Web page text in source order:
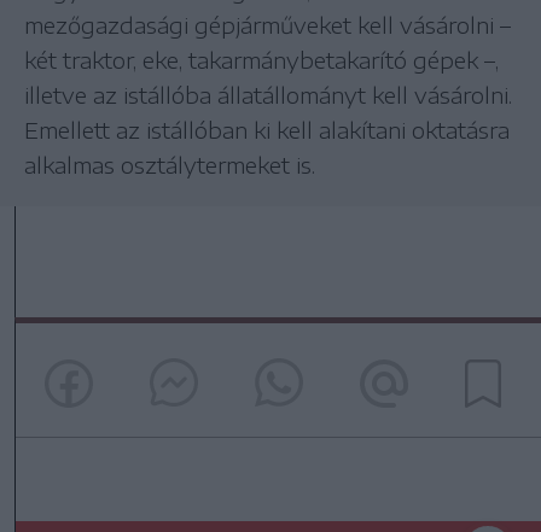
mezőgazdasági gépjárműveket kell vásárolni –
két traktor, eke, takarmánybetakarító gépek –,
illetve az istállóba állatállományt kell vásárolni.
Emellett az istállóban ki kell alakítani oktatásra
alkalmas osztálytermeket is.